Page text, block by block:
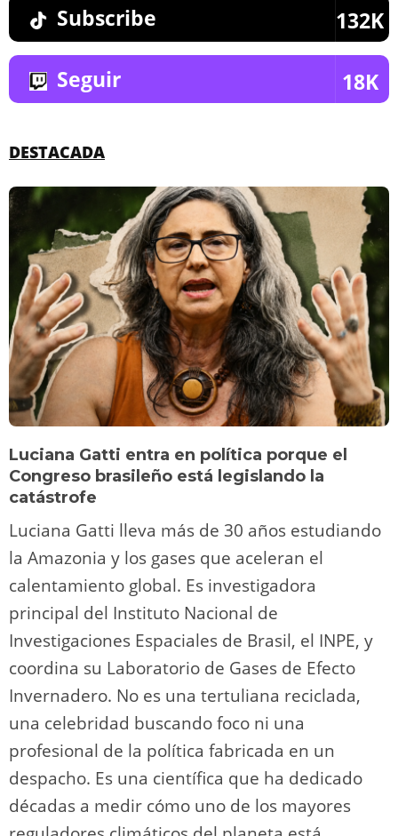
Subscribe 132K
Seguir 18K
DESTACADA
Luciana Gatti entra en política porque el
Congreso brasileño está legislando la
catástrofe
Luciana Gatti lleva más de 30 años estudiando
la Amazonia y los gases que aceleran el
calentamiento global. Es investigadora
principal del Instituto Nacional de
Investigaciones Espaciales de Brasil, el INPE, y
coordina su Laboratorio de Gases de Efecto
Invernadero. No es una tertuliana reciclada,
una celebridad buscando foco ni una
profesional de la política fabricada en un
despacho. Es una científica que ha dedicado
décadas a medir cómo uno de los mayores